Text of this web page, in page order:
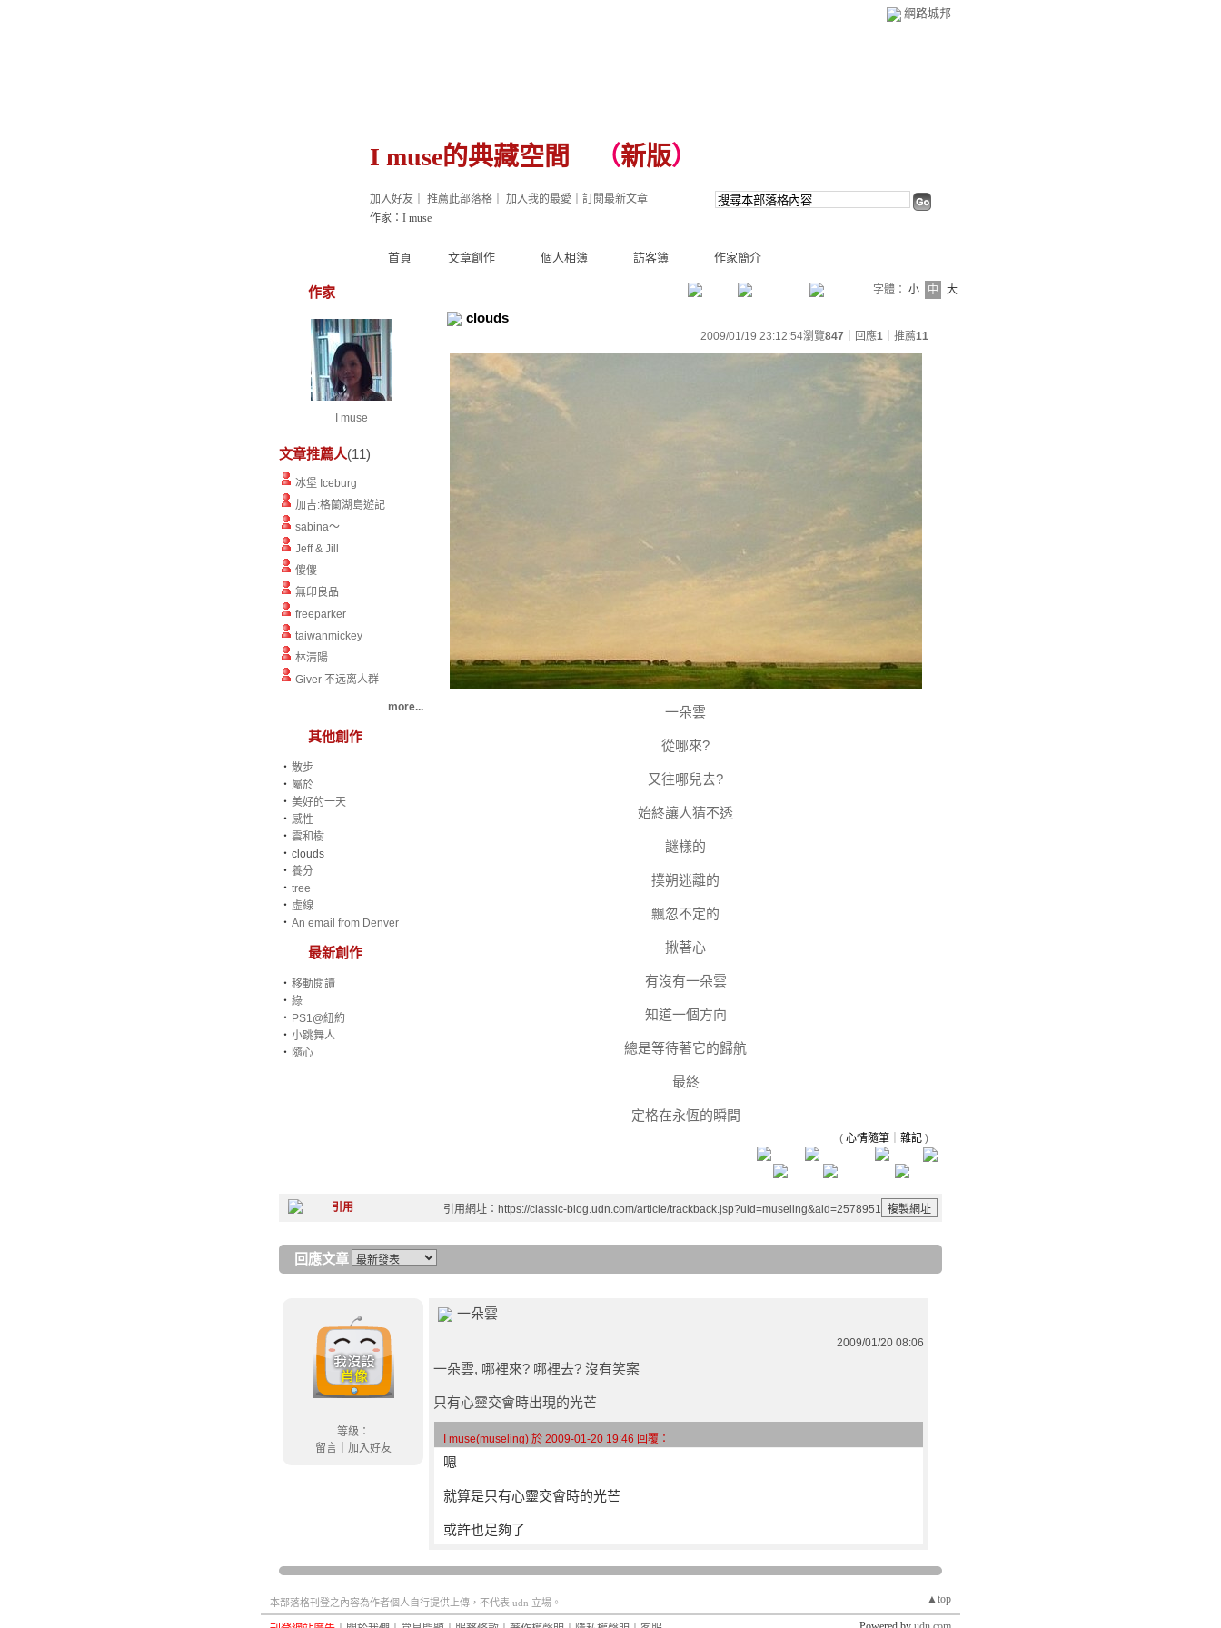
網路城邦
I muse的典藏空間 （新版）
首頁 文章創作 個人相簿 訪客簿 作家簡介
加入好友 推薦此部落格 加入我的最愛
訂閱最新文章
作家：I muse
作家
I muse
文章推薦人(11)
冰堡 Iceburg
加吉:格蘭湖島遊記
sabina～
Jeff & Jill
傻傻
無印良品
freeparker
taiwanmickey
林清陽
Giver 不远离人群
more...
其他創作
‧ 散步
‧ 屬於
‧ 美好的一天
‧ 感性
‧ 雲和樹
‧ clouds
‧ 養分
‧ tree
‧ 虛線
‧ An email from Denver
最新創作
‧ 移動閱讀
‧ 綠
‧ PS1@紐約
‧ 小跳舞人
‧ 隨心
字體： 小 中 大
clouds
2009/01/19 23:12:54瀏覽847 ｜回應1 ｜推薦11
一朵雲
從哪來?
又往哪兒去?
始終讓人猜不透
謎樣的
撲朔迷離的
飄忽不定的
揪著心
有沒有一朵雲
知道一個方向
總是等待著它的歸航
最終
定格在永恆的瞬間
( 心情隨筆 雜記 )
引用網址：https://classic-blog.udn.com/article/trackback.jsp?uid=museling&aid=2578951
回應文章
等級：
留言｜ 加入好友
一朵雲
2009/01/20 08:06
一朵雲, 哪裡來? 哪裡去? 沒有笑案
只有心靈交會時出現的光芒
I muse(museling) 於 2009-01-20 19:46 回覆：
嗯
就算是只有心靈交會時的光芒
或許也足夠了
▲top
本部落格刊登之內容為作者個人自行提供上傳，不代表 udn 立場。